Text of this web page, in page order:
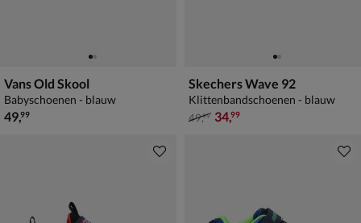
Vans Old Skool
Babyschoenen - blauw
€ 49,99
49,99
Skechers Wave 92
Klittenbandschoenen - blauw
van € 49,99 voor € 34,99
49,99 34,99